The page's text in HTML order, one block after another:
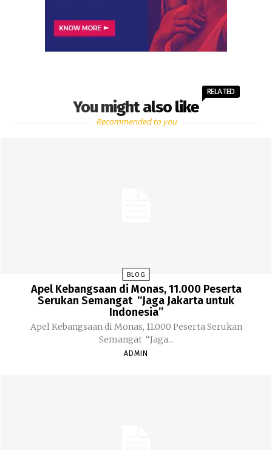
You might also like
RELATED
Recommended to you
BLOG
Apel Kebangsaan di Monas, 11.000 Peserta
Serukan Semangat “Jaga Jakarta untuk
Indonesia”
Apel Kebangsaan di Monas, 11.000 Peserta Serukan
Semangat “Jaga...
ADMIN